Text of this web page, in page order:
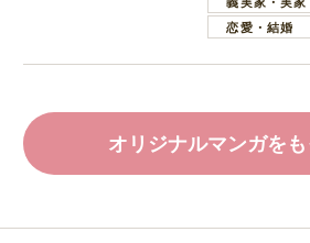
恋愛・結婚
オリジナルマンガを